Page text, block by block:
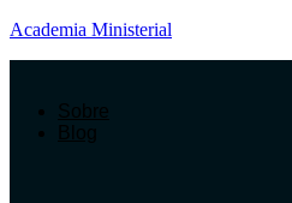
Academia Ministerial
Sobre
Blog